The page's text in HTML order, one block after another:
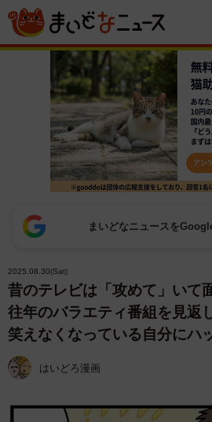
まいどなニュースを
2025.08.30(Sat)
昔のテレビは「攻めて」いて
往年のバラエティ番組を見返
笑えなくなっている自分にハ
はいどろ漫画